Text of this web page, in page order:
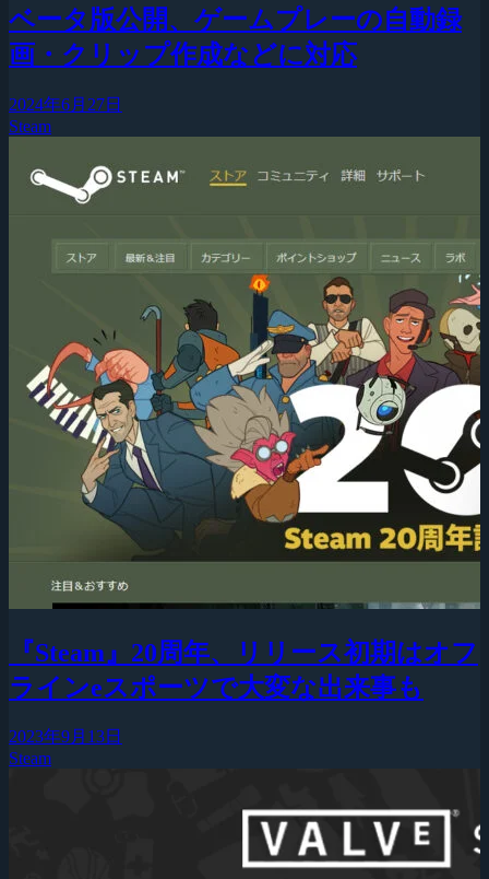
ベータ版公開、ゲームプレーの自動録
画・クリップ作成などに対応
2024年6月27日
Steam
『Steam』20周年、リリース初期はオフ
ラインeスポーツで大変な出来事も
2023年9月13日
Steam